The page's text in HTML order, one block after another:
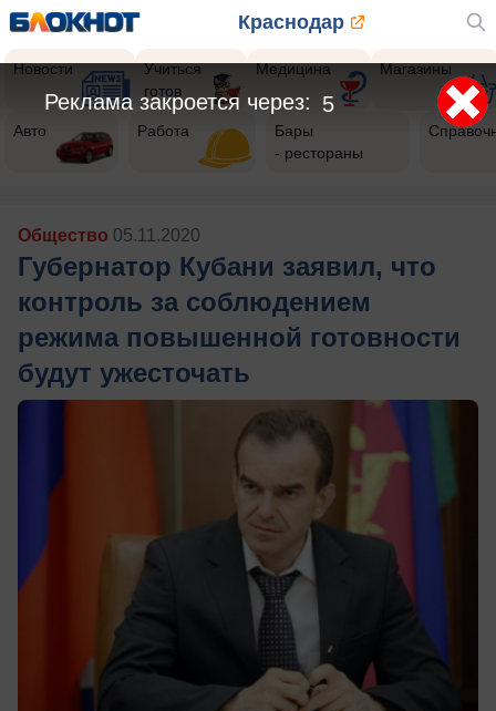
Краснодар
Новости
Учиться
готов
Медицина Магазины
Авто Работа
Бары
- рестораны
Общество 05.11.2020
Губернатор Кубани заявил, что
контроль за соблюдением
режима повышенной готовности
будут ужесточать
2
Реклама закроется через: